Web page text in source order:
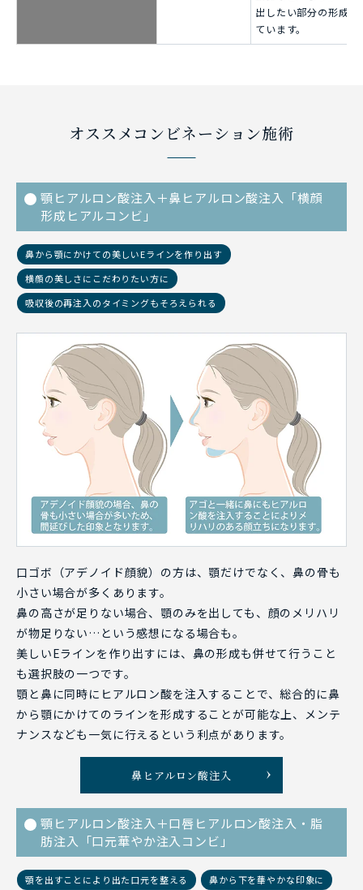
出したい部分の形成に
ています。
オススメコンビネーション施術
顎ヒアルロン酸注入＋鼻ヒアルロン酸注入「横顔
形成ヒアルコンビ」
鼻から顎にかけての美しいEラインを作り出す
横顔の美しさにこだわりたい方に
吸収後の再注入のタイミングもそろえられる
口ゴボ（アデノイド顔貌）の方は、顎だけでなく、鼻の骨も
小さい場合が多くあります。
鼻の高さが足りない場合、顎のみを出しても、顔のメリハリ
が物足りない…という感想になる場合も。
美しいEラインを作り出すには、鼻の形成も併せて行うこと
も選択肢の一つです。
顎と鼻に同時にヒアルロン酸を注入することで、総合的に鼻
から顎にかけてのラインを形成することが可能な上、メンテ
ナンスなども一気に行えるという利点があります。
鼻ヒアルロン酸注入
顎ヒアルロン酸注入＋口唇ヒアルロン酸注入・脂
肪注入「口元華やか注入コンビ」
顎を出すことにより出た口元を整える
鼻から下を華やかな印象に